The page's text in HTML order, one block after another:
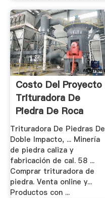
Costo Del Proyecto
Trituradora De
Piedra De Roca
Trituradora De Piedras De
Doble Impacto, ... Minería
de piedra caliza y
fabricación de cal. 58 ...
Comprar trituradora de
piedra. Venta online y...
Productos con ...